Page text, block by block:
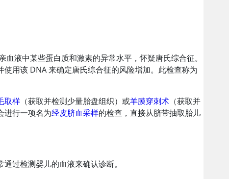
液中某些蛋白质和激素的异常水平，怀疑唐氏综合征。
用该 DNA 来确定唐氏综合征的风险增加。此检查称为
取样 （获取并检测少量胎盘组织）或羊膜穿刺术 （获取并
进行一项名为经皮脐血采样的检查，直接从脐带抽取胎儿
过检测婴儿的血液来确认诊断。